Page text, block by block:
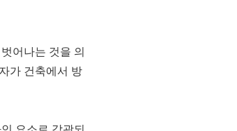
어나는 것을 의
가 건축에서 방